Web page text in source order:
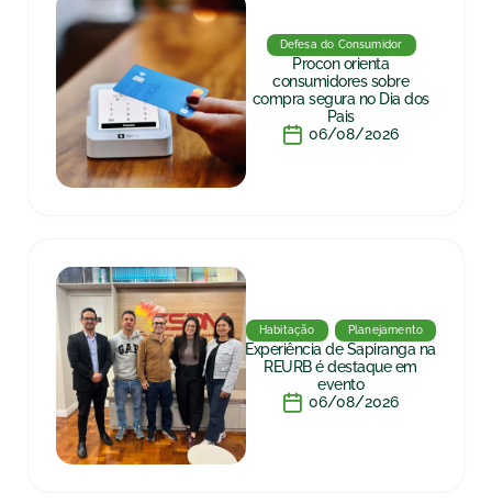
Defesa do Consumidor
Procon orienta
consumidores sobre
compra segura no Dia dos
Pais
06/08/2026
Habitação Planejamento
Experiência de Sapiranga na
REURB é destaque em
evento
06/08/2026